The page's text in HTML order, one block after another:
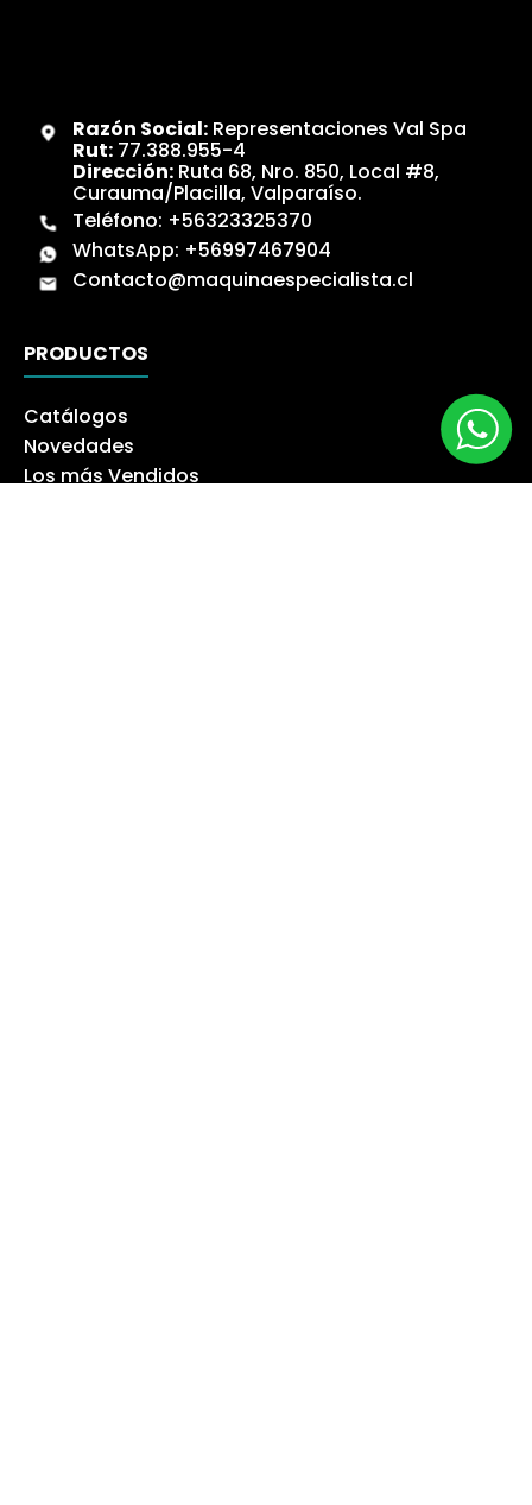
Razón Social:Representaciones Val Spa
Rut:77.388.955-4
Dirección:Ruta 68, Nro. 850, Local #8,
Curauma/Placilla, Valparaíso.
Teléfono: +56323325370
WhatsApp: +56997467904
Contacto@maquinaespecialista.cl
PRODUCTOS
Catálogos
Novedades
Los más Vendidos